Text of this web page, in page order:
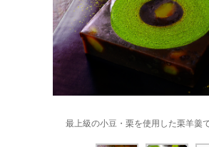
最上級の小豆・栗を使用した栗羊羹